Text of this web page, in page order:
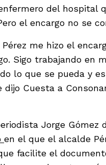
del hospital
el encargo no se
me hizo el
Sigo trabajando en
lo que se pueda y
dijo Cuesta a
Jorge Gómez
en el que el alcalde
facilite el